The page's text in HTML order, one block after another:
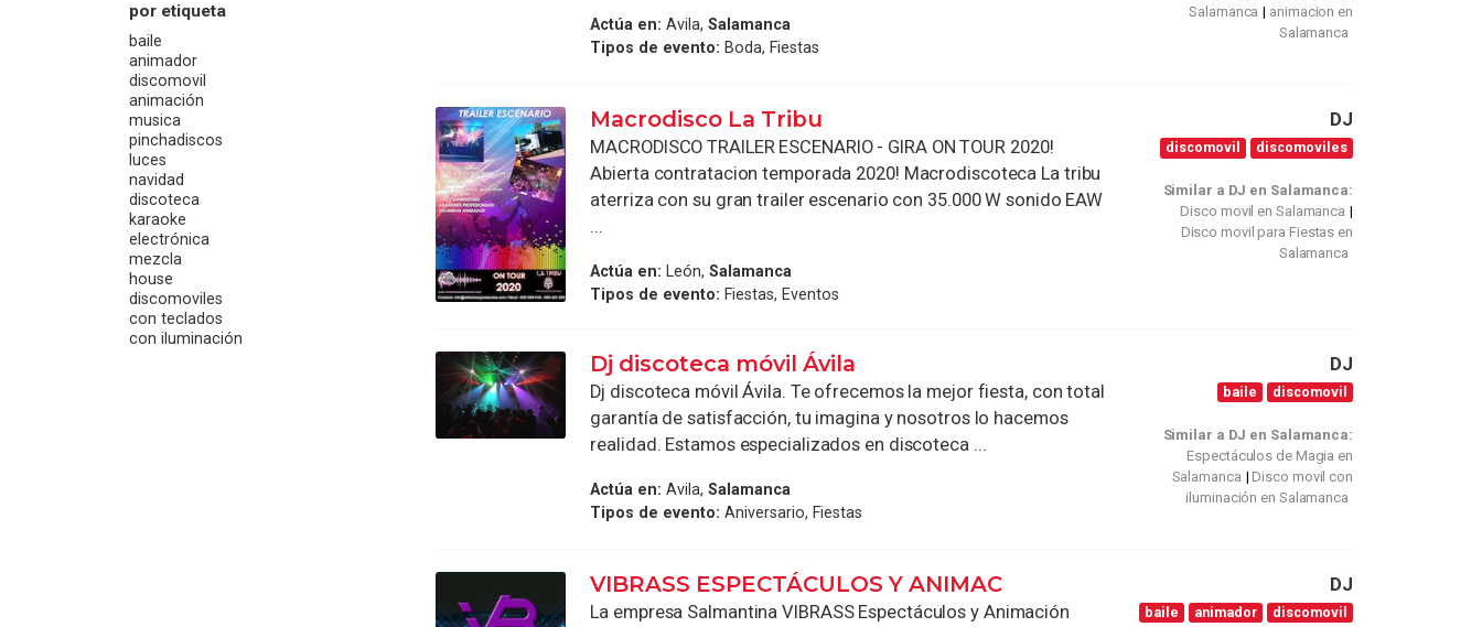
por etiqueta
baile
animador
discomovil
animación
musica
pinchadiscos
luces
navidad
discoteca
karaoke
electrónica
mezcla
house
discomoviles
con teclados
con iluminación
Actúa en: Avila,Salamanca
Tipos de evento: Boda, Fiestas
Salamanca
animacion en
Salamanca
Macrodisco La Tribu
MACRODISCO TRAILER ESCENARIO - GIRA ON TOUR 2020!
Abierta contratacion temporada 2020! Macrodiscoteca La tribu
aterriza con su gran trailer escenario con 35.000 W sonido EAW
...
Actúa en: León,Salamanca
Tipos de evento: Fiestas, Eventos
DJ
discomovil discomoviles
Similar a DJ en Salamanca:
Disco movil en Salamanca
Disco movil para Fiestas en
Salamanca
Dj discoteca móvil Ávila
Dj discoteca móvil Ávila. Te ofrecemos la mejor fiesta, con total
garantía de satisfacción, tu imagina y nosotros lo hacemos
realidad. Estamos especializados en discoteca ...
Actúa en: Avila,Salamanca
Tipos de evento: Aniversario, Fiestas
DJ
baile discomovil
Similar a DJ en Salamanca:
Espectáculos de Magia en
Salamanca
Disco movil con
iluminación en Salamanca
VIBRASS ESPECTÁCULOS Y ANIMAC
La empresa Salmantina VIBRASS Espectáculos y Animación
DJ
baile animador
discomovil